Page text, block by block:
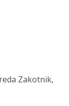
Zakotnik,